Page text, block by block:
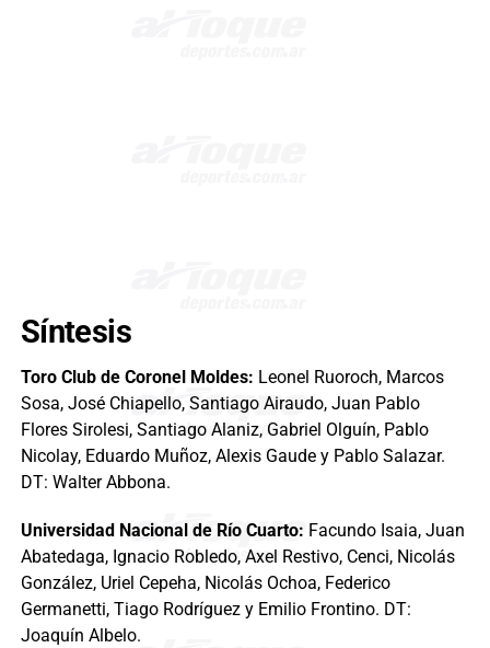
Síntesis
Toro Club de Coronel Moldes: Leonel Ruoroch, Marcos
Sosa, José Chiapello, Santiago Airaudo, Juan Pablo
Flores Sirolesi, Santiago Alaniz, Gabriel Olguín, Pablo
Nicolay, Eduardo Muñoz, Alexis Gaude y Pablo Salazar.
DT: Walter Abbona.
Universidad Nacional de Río Cuarto: Facundo Isaia, Juan
Abatedaga, Ignacio Robledo, Axel Restivo, Cenci, Nicolás
González, Uriel Cepeha, Nicolás Ochoa, Federico
Germanetti, Tiago Rodríguez y Emilio Frontino. DT:
Joaquín Albelo.